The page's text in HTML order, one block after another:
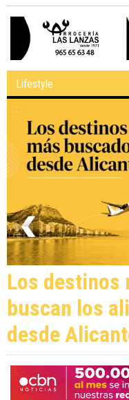
Lifestyle
Los destinos
buscan los
desde